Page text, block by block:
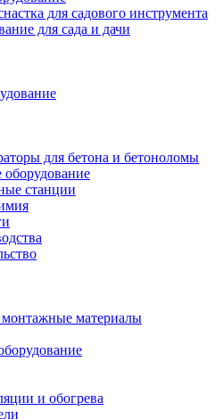
для садового инструмента
для сада и дачи
для бетона и бетоноломы
оборудование
станции
материалы
и обогрева